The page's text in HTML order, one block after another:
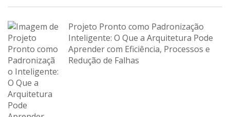
Projeto Pronto como Padronização
Inteligente: O Que a Arquitetura Pode
Aprender com Eficiência, Processos e
Redução de Falhas